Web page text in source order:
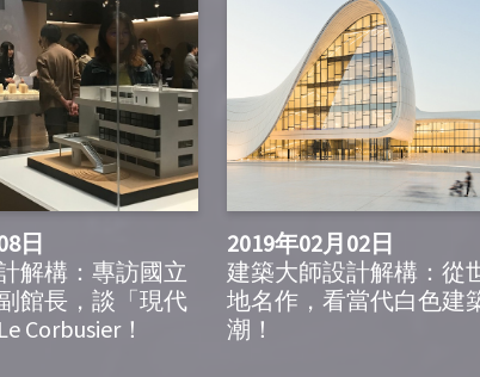
日
解構：專訪國立
館長，談「現代
Corbusier！
2019年02月02日
建築大師設計解構：從
地名作，看當代白色建
潮！